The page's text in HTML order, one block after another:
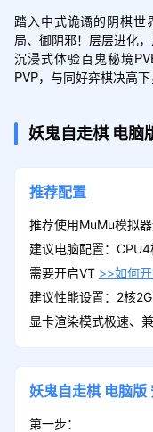
踏入中式诡谲的阴棋世
局、御阴邪！层层进化
沉浸式体验百鬼秘境
PVP，与同好弈棋决高
妖鬼自走棋 电脑
推荐配置
推荐使用MuMu模拟
建议电脑配置：
需要开启VT >>如何
建议性能设置：2核2G
显卡渲染模式极速、
妖鬼自走棋 电脑版
第一步：